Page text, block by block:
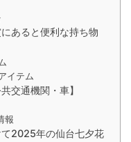
あると便利な持ち物
イテム
交通機関・車】
報
て2025年の仙台七夕花